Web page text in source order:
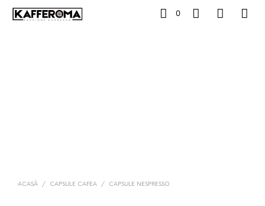
0
ACASĂ / CAPSULE CAFEA / CAPSULE NESPRESSO